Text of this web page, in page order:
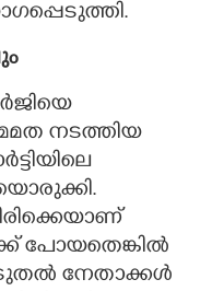
നടത്തിയ
പോയതെങ്കിൽ
നേതാക്കൾ